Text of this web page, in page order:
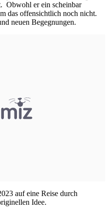
Obwohl er ein scheinbar
das offensichtlich noch nicht.
neuen Begegnungen.
auf eine Reise durch
Idee.